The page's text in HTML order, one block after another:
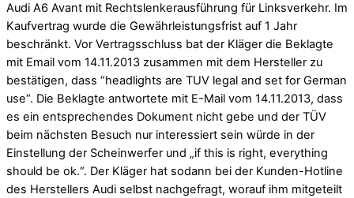
Audi A6 Avant mit Rechtslenkerausführung für Linksverkehr. Im
Kaufvertrag wurde die Gewährleistungsfrist auf 1 Jahr
beschränkt. Vor Vertragsschluss bat der Kläger die Beklagte
mit Email vom 14.11.2013 zusammen mit dem Hersteller zu
bestätigen, dass “headlights are TUV legal and set for German
use“. Die Beklagte antwortete mit E-Mail vom 14.11.2013, dass
es ein entsprechendes Dokument nicht gebe und der TÜV
beim nächsten Besuch nur interessiert sein würde in der
Einstellung der Scheinwerfer und „if this is right, everything
should be ok.“. Der Kläger hat sodann bei der Kunden-Hotline
des Herstellers Audi selbst nachgefragt, worauf ihm mitgeteilt